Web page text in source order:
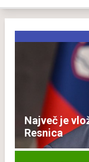
Največ je
Resnica